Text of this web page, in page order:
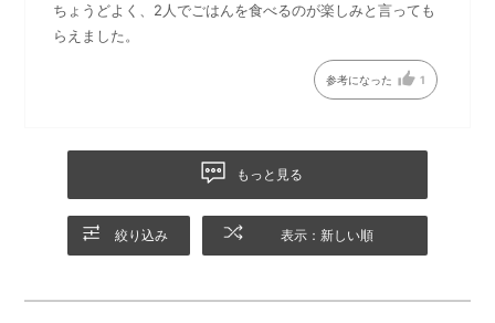
●「コンパクトホットプレート」「セラミックコート鍋」の詳
細は、下記よりご覧いただけます。
オリジナルスリーブ付きのギフトセット。シーンに合わせてメ
ちょうどよく、2人でごはんを食べるのが楽しみと言っても
らえました。
参考になった 1
もっと見る
絞り込み 表示：新しい順